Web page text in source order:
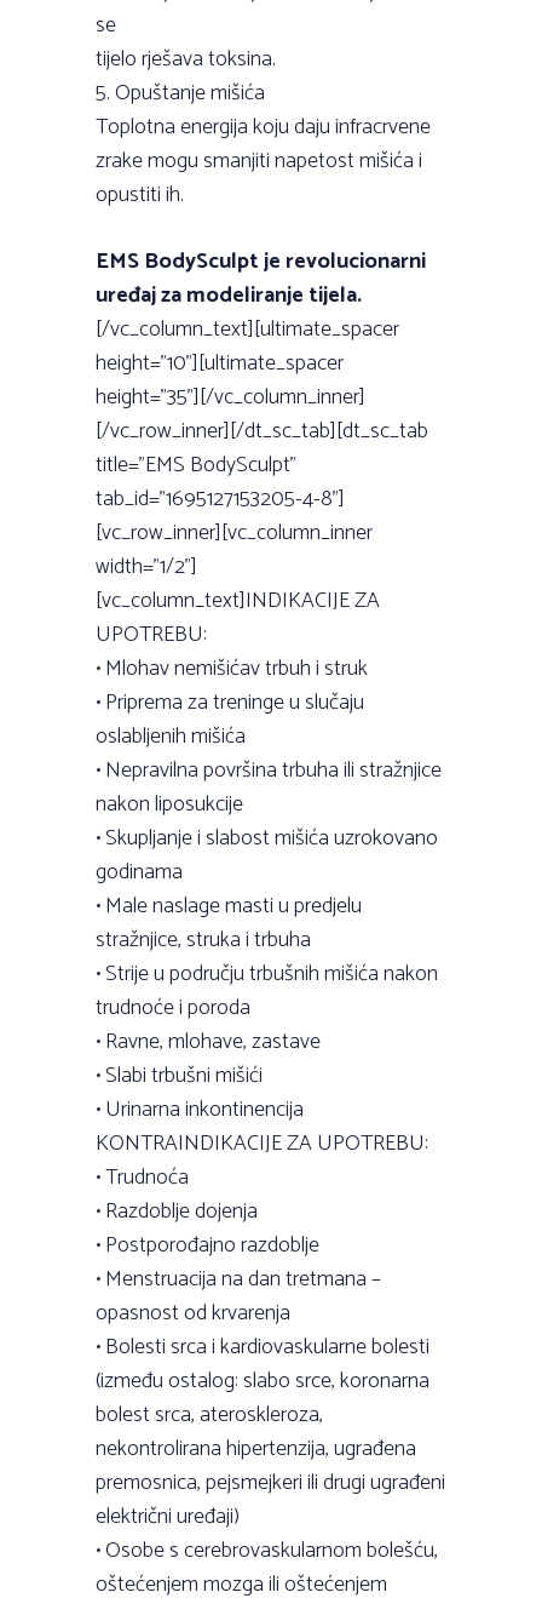
se
tijelo rješava toksina.
5. Opuštanje mišića
Toplotna energija koju daju infracrvene
zrake mogu smanjiti napetost mišića i
opustiti ih.
EMS BodySculpt je revolucionarni
uređaj za modeliranje tijela.
[/vc_column_text][ultimate_spacer
height=”10”][ultimate_spacer
height=”35”][/vc_column_inner]
[/vc_row_inner][/dt_sc_tab][dt_sc_tab
title=”EMS BodySculpt”
tab_id=”1695127153205-4-8”]
[vc_row_inner][vc_column_inner
width=”1/2”]
[vc_column_text]INDIKACIJE ZA
UPOTREBU:
• Mlohav nemišićav trbuh i struk
• Priprema za treninge u slučaju
oslabljenih mišića
• Nepravilna površina trbuha ili stražnjice
nakon liposukcije
• Skupljanje i slabost mišića uzrokovano
godinama
• Male naslage masti u predjelu
stražnjice, struka i trbuha
• Strije u području trbušnih mišića nakon
trudnoće i poroda
• Ravne, mlohave, zastave
• Slabi trbušni mišići
• Urinarna inkontinencija
KONTRAINDIKACIJE ZA UPOTREBU:
• Trudnoća
• Razdoblje dojenja
• Postporođajno razdoblje
• Menstruacija na dan tretmana –
opasnost od krvarenja
• Bolesti srca i kardiovaskularne bolesti
(između ostalog: slabo srce, koronarna
bolest srca, ateroskleroza,
nekontrolirana hipertenzija, ugrađena
premosnica, pejsmejkeri ili drugi ugrađeni
električni uređaji)
• Osobe s cerebrovaskularnom bolešću,
oštećenjem mozga ili oštećenjem